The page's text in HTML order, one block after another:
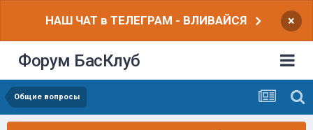
НАШ ЧАТ в ТЕЛЕГРАМ - ВЛИВАЙСЯ ×
Форум БасКлуб
Общие вопросы